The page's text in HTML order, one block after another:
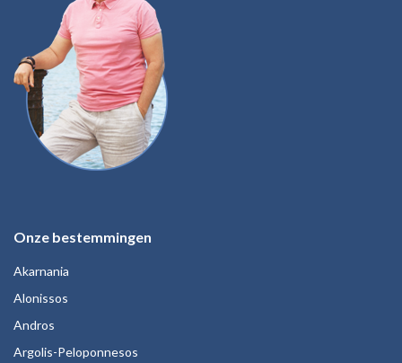
Onze bestemmingen
Akarnania
Alonissos
Andros
Argolis-Peloponnesos